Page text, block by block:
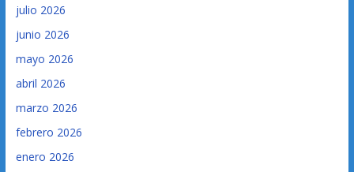
julio 2026
junio 2026
mayo 2026
abril 2026
marzo 2026
febrero 2026
enero 2026